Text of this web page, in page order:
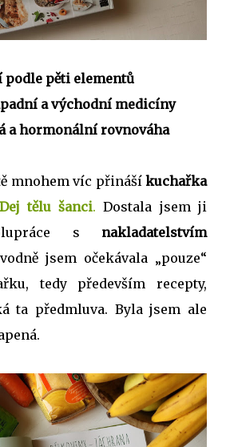
podle pěti elementů
a východní medicíny
a hormonální rovnováha
mnohem víc přináší kuchařka
Dej tělu šanci. Dostala jsem ji
s nakladatelstvím
jsem očekávala „pouze“
tedy především recepty,
ta předmluva. Byla jsem ale